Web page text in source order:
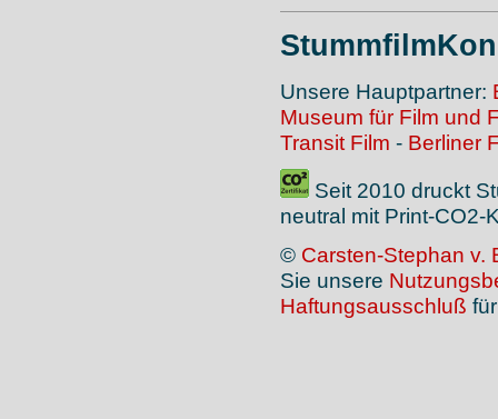
Unsere Hauptpartner:
Museum für Film und
Transit Film - Berliner
Seit 2010 druckt
neutral mit Print-CO2-
© Carsten-Stephan v.
Sie unsere
Haftungsausschluß